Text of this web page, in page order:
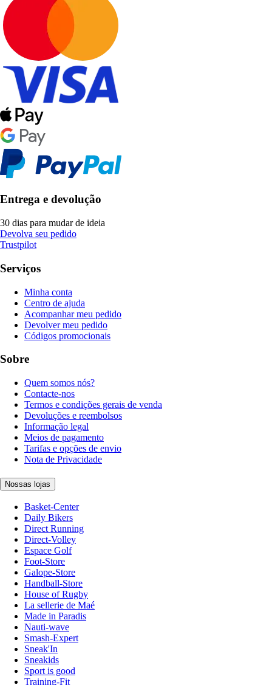
Entrega e devolução
30 dias para mudar de ideia
Devolva seu pedido
Trustpilot
Serviços
Minha conta
Centro de ajuda
Acompanhar meu pedido
Devolver meu pedido
Códigos promocionais
Sobre
Quem somos nós?
Contacte-nos
Termos e condições gerais de venda
Devoluções e reembolsos
Informação legal
Meios de pagamento
Tarifas e opções de envio
Nota de Privacidade
Nossas lojas
Basket-Center
Daily Bikers
Direct Running
Direct-Volley
Espace Golf
Foot-Store
Galope-Store
Handball-Store
House of Rugby
La sellerie de Maé
Made in Paradis
Nauti-wave
Smash-Expert
Sneak'In
Sneakids
Sport is good
Training-Fit